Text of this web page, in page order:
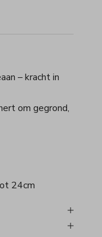
– kracht in
om gegrond,
24cm